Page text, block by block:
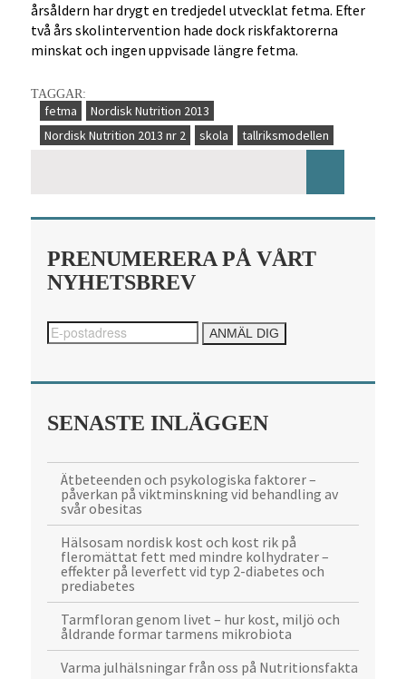
årsåldern har drygt en tredjedel utvecklat fetma. Efter
två års skolintervention hade dock riskfaktorerna
minskat och ingen uppvisade längre fetma.
TAGGAR:
fetma
Nordisk Nutrition 2013
Nordisk Nutrition 2013 nr 2
skola tallriksmodellen
PRENUMERERA PÅ VÅRT
NYHETSBREV
SENASTE INLÄGGEN
Ätbeteenden och psykologiska faktorer –
påverkan på viktminskning vid behandling av
svår obesitas
Hälsosam nordisk kost och kost rik på
fleromättat fett med mindre kolhydrater –
effekter på leverfett vid typ 2-diabetes och
prediabetes
Tarmfloran genom livet – hur kost, miljö och
åldrande formar tarmens mikrobiota
Varma julhälsningar från oss på Nutritionsfakta